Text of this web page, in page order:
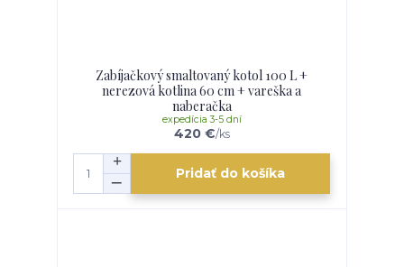
Zabíjačkový smaltovaný kotol 100 L +
nerezová kotlina 60 cm + vareška a
naberačka
420 €/ks
expedícia 3-5 dní
Pridať do košíka